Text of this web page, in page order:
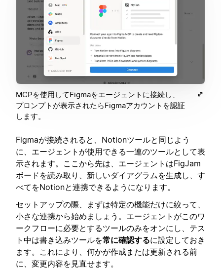
MCPを使用してFigmaをエージェントに接続し、
プロンプトが表示されたらFigmaアカウントを認証
します。
Figmaが接続されると、Notionツールと同じよう
に、エージェントが使用できる一連のツールとして表
示されます。ここから先は、エージェントはFigJam
ボードを読み取り、新しいダイアグラムを生成し、す
べてをNotionと連携できるようになります。
セットアップの際、まずは特定の機能だけに絞って、
小さな連携から始めましょう。エージェントがこのワ
ークフローに必要とするツールのみをオンにし、テス
ト中は書き込みツールを常に確認するに設定しておき
ます。これにより、何かが作成または更新される前
に、変更内容を見直せます。